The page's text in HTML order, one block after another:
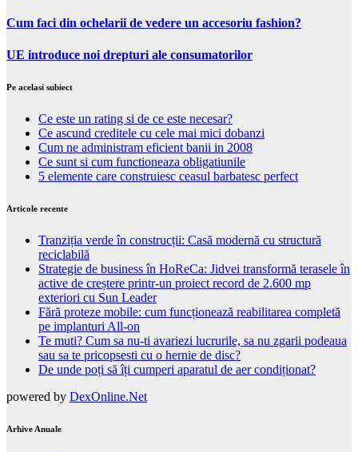
Cum faci din ochelarii de vedere un accesoriu fashion?
UE introduce noi drepturi ale consumatorilor
Pe acelasi subiect
Ce este un rating si de ce este necesar?
Ce ascund creditele cu cele mai mici dobanzi
Cum ne administram eficient banii in 2008
Ce sunt si cum functioneaza obligatiunile
5 elemente care construiesc ceasul barbatesc perfect
Articole recente
Tranziția verde în construcții: Casă modernă cu structură
reciclabilă
Strategie de business în HoReCa: Jidvei transformă terasele în
active de creștere printr-un proiect record de 2.600 mp
exteriori cu Sun Leader
Fără proteze mobile: cum funcționează reabilitarea completă
pe implanturi All-on
Te muti? Cum sa nu-ti avariezi lucrurile, sa nu zgarii podeaua
sau sa te pricopsesti cu o hernie de disc?
De unde poți să îți cumperi aparatul de aer condiționat?
powered by DexOnline.Net
Arhive Anuale